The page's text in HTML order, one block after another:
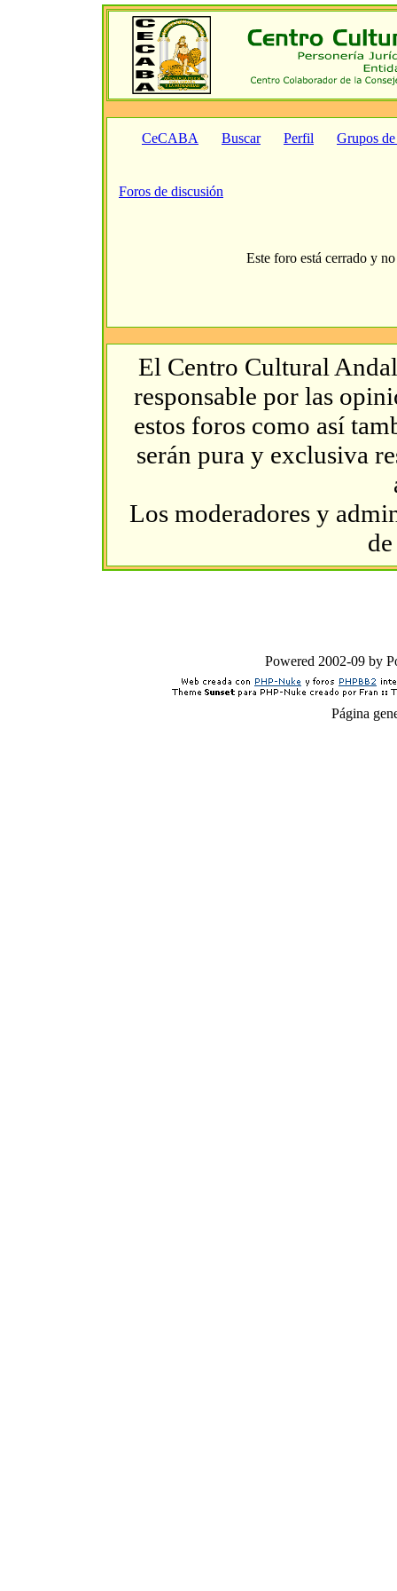
CeCABA Buscar Perfil Grupos
Foros de discusión
Este foro está cerrado y
El Centro Cultural
responsable por las
estos foros como así
serán pura y exclusiva
Los moderadores y
Powered 2002-09 by
Página